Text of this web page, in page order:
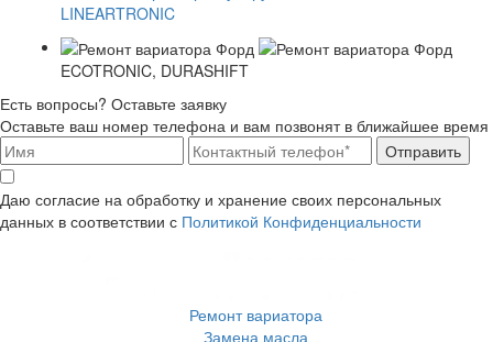
LINEARTRONIC
ECOTRONIC, DURASHIFT
Есть вопросы? Оставьте заявку
Оставьте ваш номер телефона и вам позвонят в ближайшее время
Отправить
Даю согласие на обработку и хранение своих персональных
данных в соответствии с Политикой Конфиденциальности
Ремонт вариатора
Замена масла